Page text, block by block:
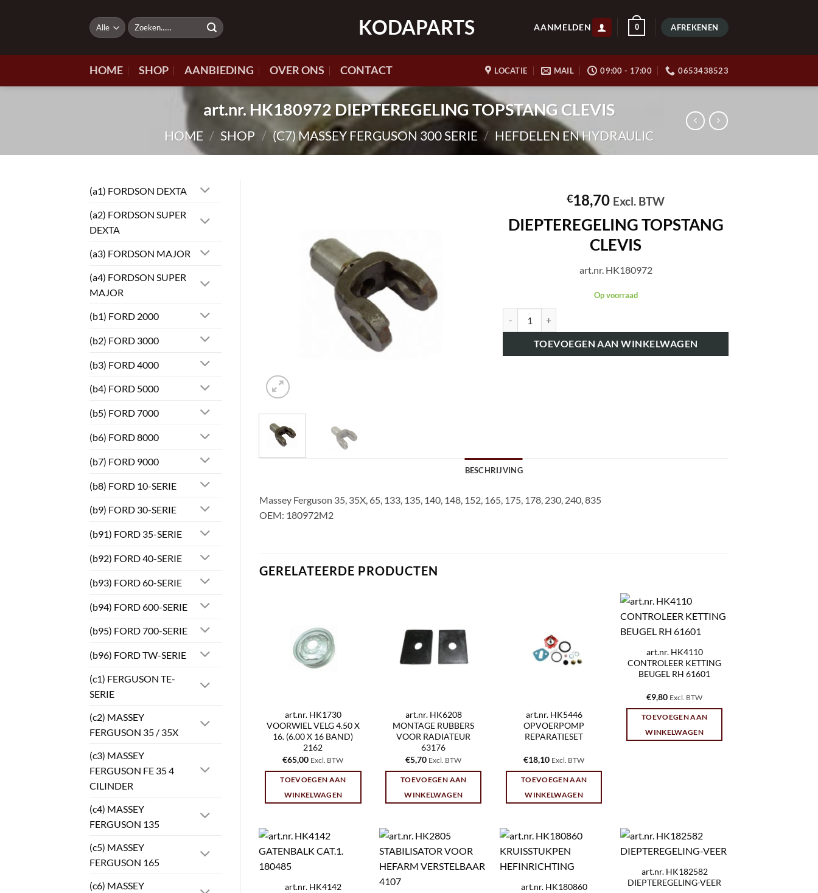
KODAPARTS
Zoeken
naar:
AANMELDEN 0 AFREKENEN
HOME SHOP AANBIEDING OVER ONS CONTACT LOCATIE MAIL 09:00 - 17:00 0653438523
art.nr. HK180972 DIEPTEREGELING TOPSTANG CLEVIS
HOME / SHOP / (C7) MASSEY FERGUSON 300 SERIE / HEFDELEN EN HYDRAULIC
(a1) FORDSON DEXTA
(a2) FORDSON SUPER
DEXTA
(a3) FORDSON MAJOR
(a4) FORDSON SUPER
MAJOR
(b1) FORD 2000
(b2) FORD 3000
(b3) FORD 4000
(b4) FORD 5000
(b5) FORD 7000
(b6) FORD 8000
(b7) FORD 9000
(b8) FORD 10-SERIE
(b9) FORD 30-SERIE
(b91) FORD 35-SERIE
(b92) FORD 40-SERIE
(b93) FORD 60-SERIE
(b94) FORD 600-SERIE
(b95) FORD 700-SERIE
(b96) FORD TW-SERIE
(c1) FERGUSON TE-
SERIE
(c2) MASSEY
FERGUSON 35 / 35X
(c3) MASSEY
FERGUSON FE 35 4
CILINDER
(c4) MASSEY
FERGUSON 135
(c5) MASSEY
FERGUSON 165
(c6) MASSEY
€18,70 Excl. BTW
DIEPTEREGELING TOPSTANG
CLEVIS
art.nr. HK180972
Op voorraad
TOEVOEGEN AAN WINKELWAGEN
BESCHRIJVING
Massey Ferguson 35, 35X, 65, 133, 135, 140, 148, 152, 165, 175, 178, 230, 240, 835
OEM: 180972M2
GERELATEERDE PRODUCTEN
art.nr. HK1730
VOORWIEL VELG 4.50 X
16. (6.00 X 16 BAND)
2162
€65,00 Excl. BTW
TOEVOEGEN AAN
WINKELWAGEN
art.nr. HK6208
MONTAGE RUBBERS
VOOR RADIATEUR
63176
€5,70 Excl. BTW
TOEVOEGEN AAN
WINKELWAGEN
art.nr. HK5446
OPVOERPOMP
REPARATIESET
€18,10 Excl. BTW
TOEVOEGEN AAN
WINKELWAGEN
art.nr. HK4110
CONTROLEER KETTING
BEUGEL RH 61601
€9,80 Excl. BTW
TOEVOEGEN AAN
WINKELWAGEN
art.nr. HK4142
art.nr. HK180860
art.nr. HK182582
DIEPTEREGELING-VEER